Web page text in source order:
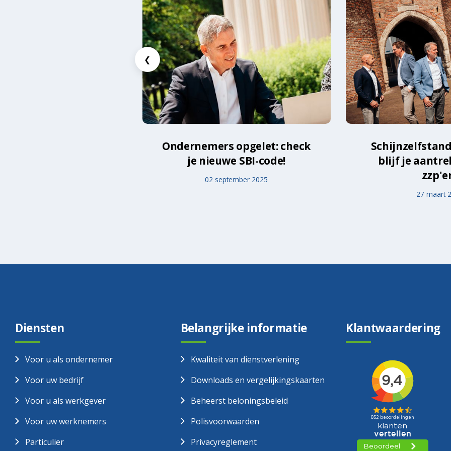
❮
Ondernemers opgelet: check
je nieuwe SBI-code!
02 september 2025
blijf je
27 maart
Diensten
Voor u als ondernemer
Voor uw bedrijf
Voor u als werkgever
Voor uw werknemers
Particulier
Belangrijke informatie
Kwaliteit van dienstverlening
Downloads en vergelijkingskaarten
Beheerst beloningsbeleid
Polisvoorwaarden
Privacyreglement
Klantwaardering